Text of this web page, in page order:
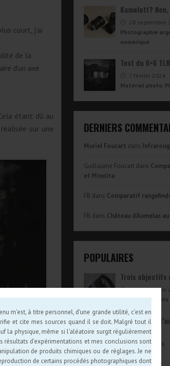
m'est, à titre personnel, d'une grande utilité, c'est en
et cite mes sources quand il se doit. Malgré tout il
la physique, même si l'aléatoire surgit régulièrement
résultats d’expérimentations et mes conclusions sont
de produits chimiques ou de réglages. Je ne
de certains procédés photographiques dont
court, j’ai
de la
d’un axe
étant dû au
sur une
Kamelott?
28 septembre
Photographie
numérique
Test du 6×6
7 février 2024
Matériel photo
DERNIERS
Muriel Foucart dans
Guillaume Foucart dans
et Minolta
FB dans Comparatif
FB dans Château d’Aumelas
POPULAIRES
Trois objectifs
11 septembre
humide,Objectifs
Réalisation
collodion
12 août 2019
Large format